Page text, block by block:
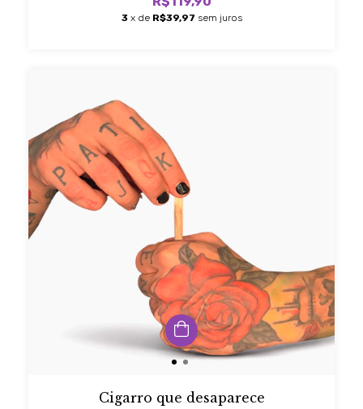
3 x de R$39,97 sem juros
Cigarro que desaparece